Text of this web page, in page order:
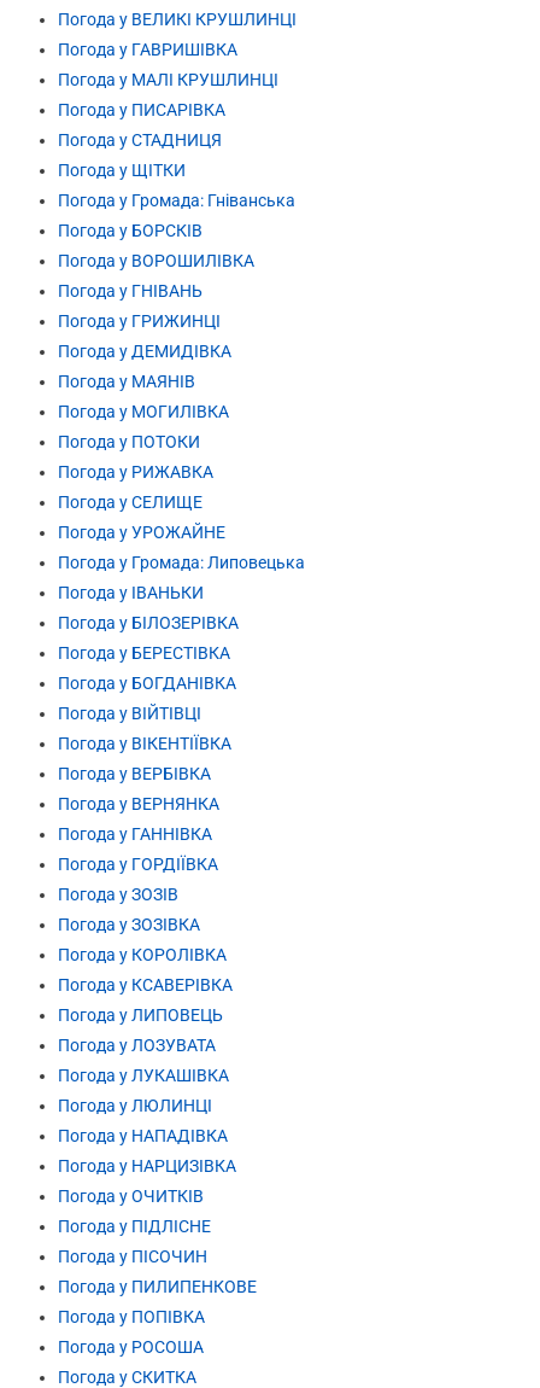
Погода у ВЕЛИКІ КРУШЛИНЦІ
Погода у ГАВРИШІВКА
Погода у МАЛІ КРУШЛИНЦІ
Погода у ПИСАРІВКА
Погода у СТАДНИЦЯ
Погода у ЩІТКИ
Погода у Громада: Гніванська
Погода у БОРСКІВ
Погода у ВОРОШИЛІВКА
Погода у ГНІВАНЬ
Погода у ГРИЖИНЦІ
Погода у ДЕМИДІВКА
Погода у МАЯНІВ
Погода у МОГИЛІВКА
Погода у ПОТОКИ
Погода у РИЖАВКА
Погода у СЕЛИЩЕ
Погода у УРОЖАЙНЕ
Погода у Громада: Липовецька
Погода у ІВАНЬКИ
Погода у БІЛОЗЕРІВКА
Погода у БЕРЕСТІВКА
Погода у БОГДАНІВКА
Погода у ВІЙТІВЦІ
Погода у ВІКЕНТІЇВКА
Погода у ВЕРБІВКА
Погода у ВЕРНЯНКА
Погода у ГАННІВКА
Погода у ГОРДІЇВКА
Погода у ЗОЗІВ
Погода у ЗОЗІВКА
Погода у КОРОЛІВКА
Погода у КСАВЕРІВКА
Погода у ЛИПОВЕЦЬ
Погода у ЛОЗУВАТА
Погода у ЛУКАШІВКА
Погода у ЛЮЛИНЦІ
Погода у НАПАДІВКА
Погода у НАРЦИЗІВКА
Погода у ОЧИТКІВ
Погода у ПІДЛІСНЕ
Погода у ПІСОЧИН
Погода у ПИЛИПЕНКОВЕ
Погода у ПОПІВКА
Погода у РОСОША
Погода у СКИТКА